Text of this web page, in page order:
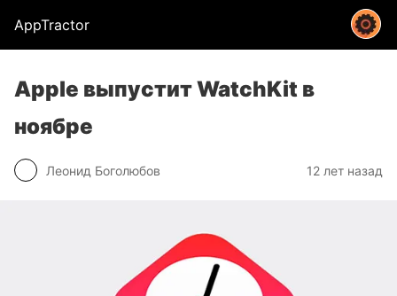
AppTractor
Apple выпустит WatchKit в
ноябре
Леонид Боголюбов 12 лет назад